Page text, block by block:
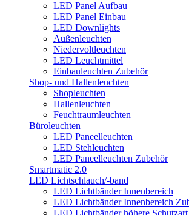
LED Panel Aufbau
LED Panel Einbau
LED Downlights
Außenleuchten
Niedervoltleuchten
LED Leuchtmittel
Einbauleuchten Zubehör
Shop- und Hallenleuchten
Shopleuchten
Hallenleuchten
Feuchtraumleuchten
Büroleuchten
LED Paneelleuchten
LED Stehleuchten
LED Paneelleuchten Zubehör
Smartmatic 2.0
LED Lichtschlauch/-band
LED Lichtbänder Innenbereich
LED Lichtbänder Innenbereich
LED Lichtbänder höhere Schutzart